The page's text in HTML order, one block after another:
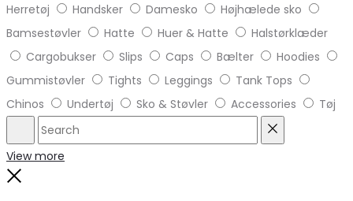
Herretøj
Handsker Damesko
Højhælede sko
Bamsestøvler
Hatte Huer & Hatte
Halstørklæder
Cargobukser
Slips Caps Bælter
Hoodies
Gummistøvler
Tights Leggings
Tank Tops
Chinos
Undertøj Sko & Støvler Accessories Tøj
Search
View more